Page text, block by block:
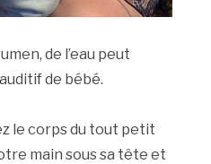
de l’eau peut
de bébé.
le corps du tout petit
main sous sa tête et